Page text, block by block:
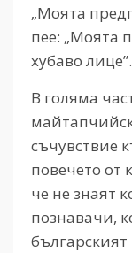
„Моята
пее: „Моята
хубаво лице”.
В голяма
съчувствие
повечето от
че не знаят
познавачи,